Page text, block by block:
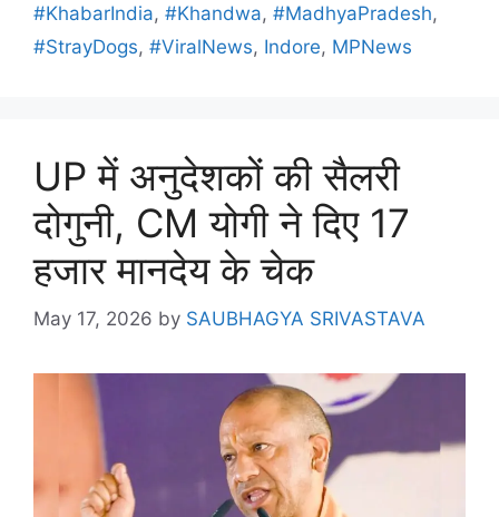
#KhabarIndia, #Khandwa, #MadhyaPradesh,
#StrayDogs, #ViralNews, Indore, MPNews
UP में अनुदेशकों की सैलरी
दोगुनी, CM योगी ने दिए 17
हजार मानदेय के चेक
May 17, 2026 by SAUBHAGYA SRIVASTAVA